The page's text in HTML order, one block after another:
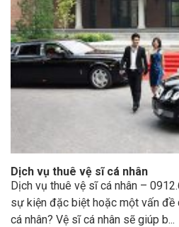
Dịch vụ thuê vệ sĩ cá nhân
Dịch vụ thuê vệ sĩ cá nhân –
sự kiện đặc biệt hoặc một vấn đề
cá nhân? Vệ sĩ cá nhân sẽ giúp b...